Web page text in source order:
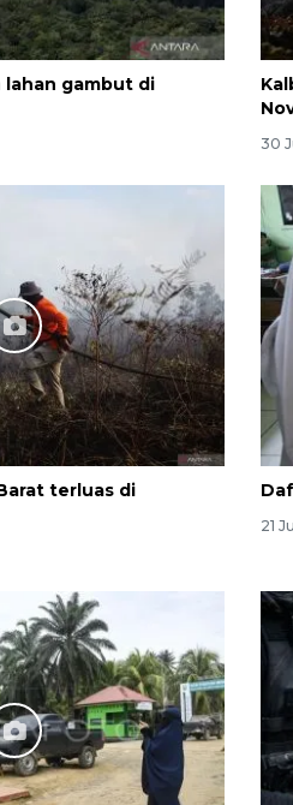
lahan gambut di
30
terluas di
21